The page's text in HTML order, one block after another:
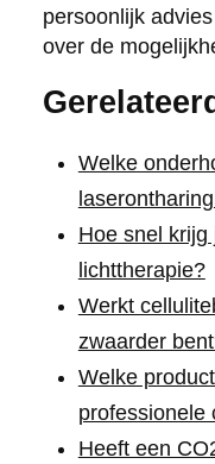
persoonlijk
over de
Welke
Hoe snel krijg
lichttherapie?
Werkt
zwaarder
Welke
professionele
Heeft een